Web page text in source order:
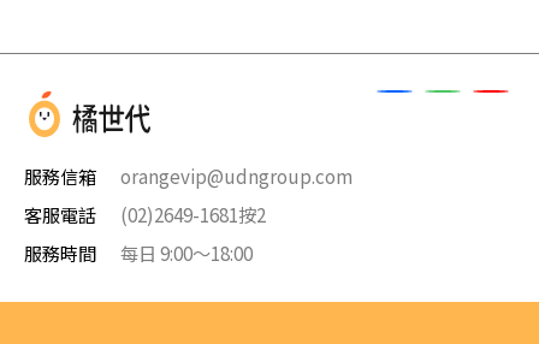
服務信箱
orangevip@udngroup.com
客服電話
(02)2649-1681按2
服務時間
每日 9:00～18:00